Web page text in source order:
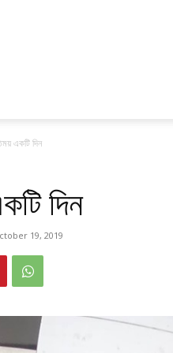
একটি দিন
দিন
19, 2019